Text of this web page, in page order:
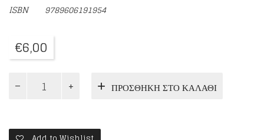
ISBN
9789606191954
€6,00
ΝΕΚΤΑΡΙΟΣ
ΤΗΣ
ΠΡΟΣΘΉΚΗ ΣΤΟ ΚΑΛΆΘΙ